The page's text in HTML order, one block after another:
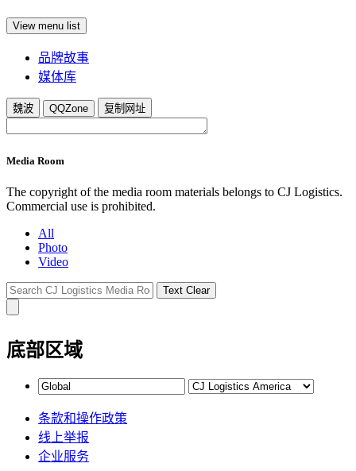
View menu list
品牌故事
媒体库
魏波 QQZone 复制网址
Media Room
The copyright of the media room materials belongs to CJ Logistics.
Commercial use is prohibited.
All
Photo
Video
Text Clear
底部区域
条款和操作政策
线上举报
企业服务